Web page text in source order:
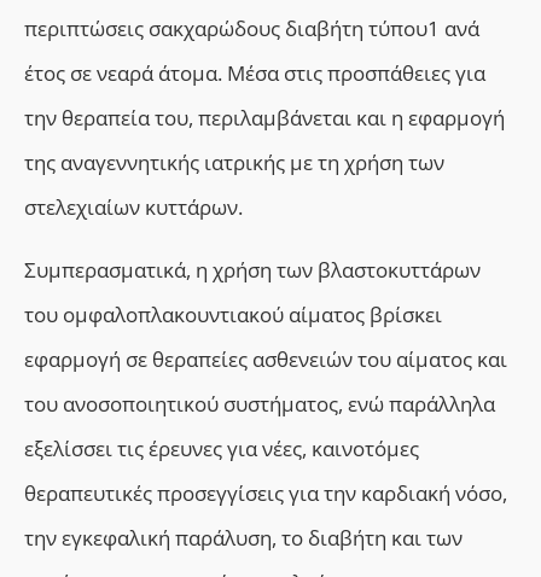
περιπτώσεις σακχαρώδους διαβήτη τύπου1 ανά
έτος σε νεαρά άτομα. Μέσα στις προσπάθειες για
την θεραπεία του, περιλαμβάνεται και η εφαρμογή
της αναγεννητικής ιατρικής με τη χρήση των
στελεχιαίων κυττάρων.
Συμπερασματικά, η χρήση των βλαστοκυττάρων
του ομφαλοπλακουντιακού αίματος βρίσκει
εφαρμογή σε θεραπείες ασθενειών του αίματος και
του ανοσοποιητικού συστήματος, ενώ παράλληλα
εξελίσσει τις έρευνες για νέες, καινοτόμες
θεραπευτικές προσεγγίσεις για την καρδιακή νόσο,
την εγκεφαλική παράλυση, το διαβήτη και των